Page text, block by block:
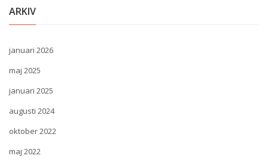
ARKIV
januari 2026
maj 2025
januari 2025
augusti 2024
oktober 2022
maj 2022